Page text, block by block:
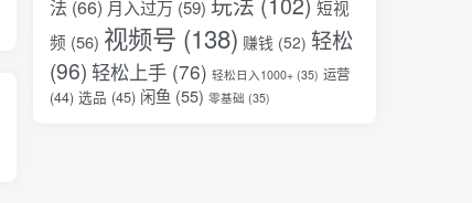
某公众号付费文章：30天足以让你在任何一个领域实现突破 AI变现实战课，教你如何利用AI快速賺钱，即使你是新手
法 (66) 月入过万 (59)
短视
频 (56) 视频号 (138) 赚钱 (52) 轻松
(96) 轻松上手 (76) 轻松日入1000+ (35) 运营
(44) 选品 (45) 闲鱼 (55) 零基础 (35)